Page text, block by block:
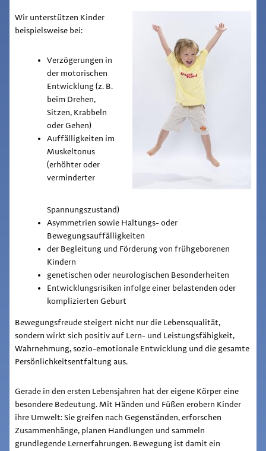
Wir unterstützen Kinder
beispielsweise bei:
Verzögerungen in
der motorischen
Entwicklung (z. B.
beim Drehen,
Sitzen, Krabbeln
oder Gehen)
Auffälligkeiten im
Muskeltonus
(erhöhter oder
verminderter
Spannungszustand)
Asymmetrien sowie Haltungs- oder
Bewegungsauffälligkeiten
der Begleitung und Förderung von frühgeborenen
Kindern
genetischen oder neurologischen Besonderheiten
Entwicklungsrisiken infolge einer belastenden oder
komplizierten Geburt
Bewegungsfreude steigert nicht nur die Lebensqualität,
sondern wirkt sich positiv auf Lern- und Leistungsfähigkeit,
Wahrnehmung, sozio-emotionale Entwicklung und die gesamte
Persönlichkeitsentfaltung aus.
Gerade in den ersten Lebensjahren hat der eigene Körper eine
besondere Bedeutung. Mit Händen und Füßen erobern Kinder
ihre Umwelt: Sie greifen nach Gegenständen, erforschen
Zusammenhänge, planen Handlungen und sammeln
grundlegende Lernerfahrungen. Bewegung ist damit ein